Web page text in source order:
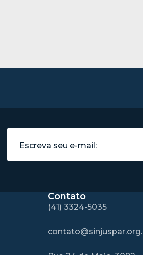
Contato
(41) 3324-5035